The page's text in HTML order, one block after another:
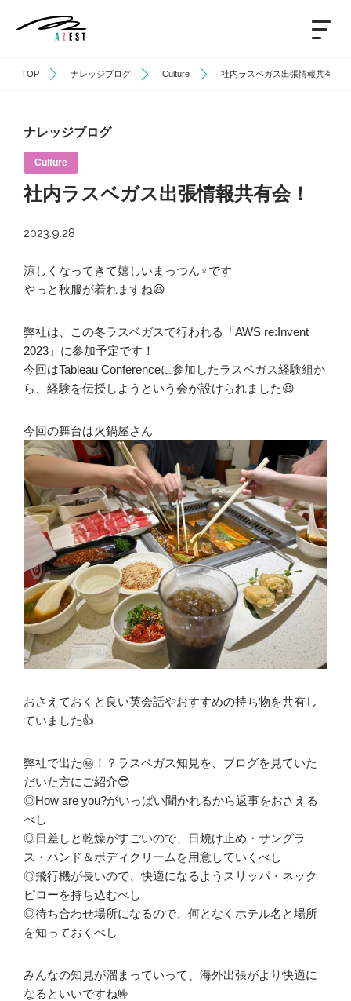
TOP ナレッジブログ Culture 社内ラスベガス出張情報共有会！
ナレッジブログ
Culture
社内ラスベガス出張情報共有会！
2023.9.28
涼しくなってきて嬉しいまっつん♀です
やっと秋服が着れますね😆
弊社は、この冬ラスベガスで行われる「AWS re:Invent
2023」に参加予定です！
今回はTableau Conferenceに参加したラスベガス経験組か
ら、経験を伝授しようという会が設けられました😃
今回の舞台は火鍋屋さん
おさえておくと良い英会話やおすすめの持ち物を共有し
ていました👍
弊社で出た㊙️！？ラスベガス知見を、ブログを見ていた
だいた方にご紹介😎
◎How are you?がいっぱい聞かれるから返事をおさえる
べし
◎日差しと乾燥がすごいので、日焼け止め・サングラ
ス・ハンド＆ボディクリームを用意していくべし
◎飛行機が長いので、快適になるようスリッパ・ネック
ピローを持ち込むべし
◎待ち合わせ場所になるので、何となくホテル名と場所
を知っておくべし
みんなの知見が溜まっていって、 海外出張がより快適に
なるといいですね🤟